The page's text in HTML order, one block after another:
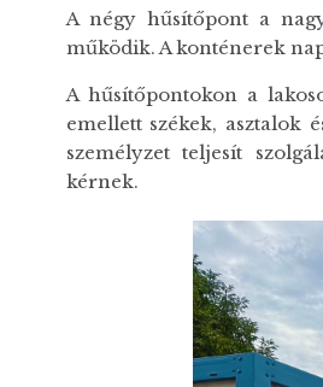
A négy hűsítőpont a
működik. A konténerek
A hűsítőpontokon a
emellett székek, asztalok
személyzet teljesít
kérnek.